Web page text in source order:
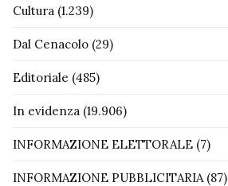
Cultura (1.239)
Dal Cenacolo (29)
Editoriale (485)
In evidenza (19.906)
INFORMAZIONE ELETTORALE (7)
INFORMAZIONE PUBBLICITARIA(87)